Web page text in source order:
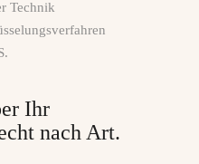
Technik
Ihr
nach Art.